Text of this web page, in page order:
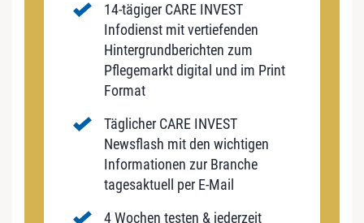
14-tägiger CARE INVEST
Infodienst mit vertiefenden
Hintergrundberichten zum
Pflegemarkt digital und im Print
Format
Täglicher CARE INVEST
Newsflash mit den wichtigen
Informationen zur Branche
tagesaktuell per E-Mail
4 Wochen testen & jederzeit